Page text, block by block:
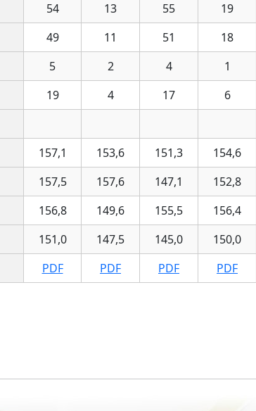
54 13 55 19
49 11 51 18
5 2 4 1
19 4 17 6
157,1 153,6 151,3 154,6
157,5 157,6 147,1 152,8
156,8 149,6 155,5 156,4
151,0 147,5 145,0 150,0
PDF PDF PDF PDF